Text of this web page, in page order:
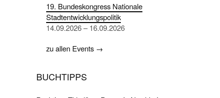
19. Bundeskongress Nationale
Stadtentwicklungspolitik
14.09.2026 – 16.09.2026
zu allen Events →
BUCHTIPPS